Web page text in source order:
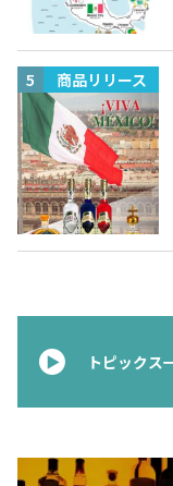
商品リリース
トピックス